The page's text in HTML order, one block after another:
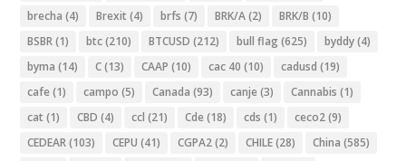
brecha (4) Brexit (4) brfs (7) BRK/A(2) BRK/B (10)
BSBR(1) btc(210) BTCUSD (212) bull flag (625) byddy(4)
byma (14) C(13) CAAP (10) cac 40 (10) cadusd (19)
cafe (1) campo (5) Canada (93) canje (3) Cannabis (1)
cat (1) CBD (4) ccl (21) Cde (18) cds (1) ceco2(9)
CEDEAR(103) CEPU (41) CGPA2(2) CHILE(28) China (585)